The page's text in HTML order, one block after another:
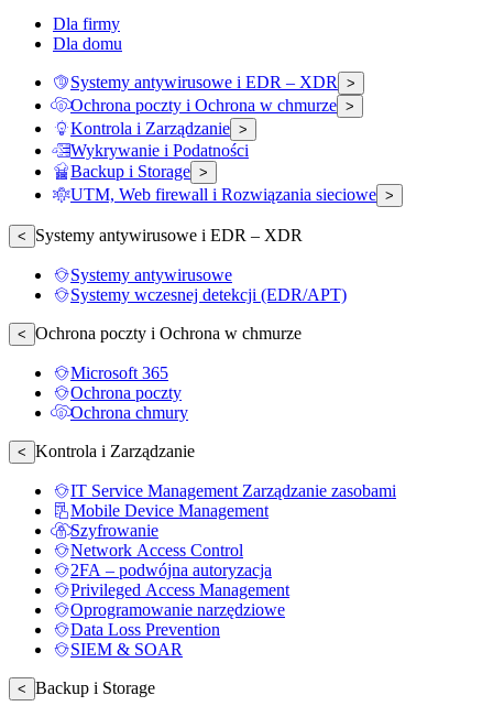
Dla firmy
Dla domu
Systemy antywirusowe i EDR – XDR >
Ochrona poczty i Ochrona w chmurze >
Kontrola i Zarządzanie >
Wykrywanie i Podatności
Backup i Storage >
UTM, Web firewall i Rozwiązania sieciowe >
< Systemy antywirusowe i EDR – XDR
Systemy antywirusowe
Systemy wczesnej detekcji (EDR/APT)
< Ochrona poczty i Ochrona w chmurze
Microsoft 365
Ochrona poczty
Ochrona chmury
< Kontrola i Zarządzanie
IT Service Management Zarządzanie zasobami
Mobile Device Management
Szyfrowanie
Network Access Control
2FA – podwójna autoryzacja
Privileged Access Management
Oprogramowanie narzędziowe
Data Loss Prevention
SIEM & SOAR
< Backup i Storage